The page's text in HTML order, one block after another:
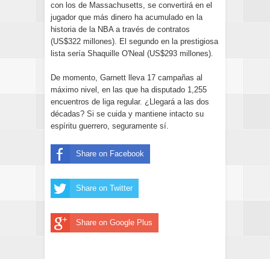
con los de Massachusetts, se convertirá en el
jugador que más dinero ha acumulado en la
historia de la NBA a través de contratos
(US$322 millones). El segundo en la prestigiosa
lista sería Shaquille O'Neal (US$293 millones).
De momento, Garnett lleva 17 campañas al
máximo nivel, en las que ha disputado 1,255
encuentros de liga regular. ¿Llegará a las dos
décadas? Si se cuida y mantiene intacto su
espíritu guerrero, seguramente sí.
Share on Facebook
Share on Twitter
Share on Google Plus